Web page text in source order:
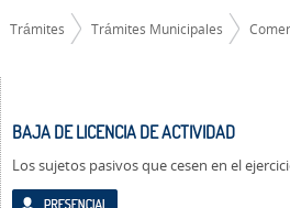
CAMINO DE MIGAS
Trámites Trámites Municipales
BAJA DE LICENCIA DE ACTIVIDAD
Los sujetos pasivos que cesen en el